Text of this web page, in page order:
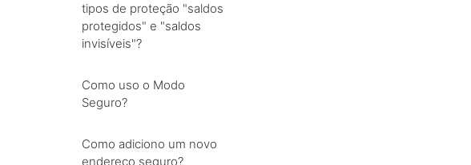
tipos de proteção "saldos
protegidos" e "saldos
invisíveis"?
Como uso o Modo
Seguro?
Como adiciono um novo
endereço seguro?